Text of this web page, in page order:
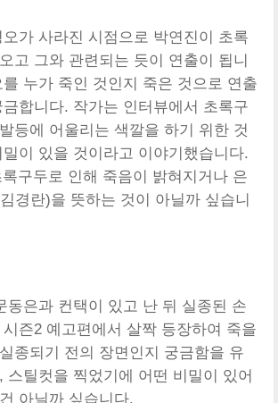
가 사라진 시점으로 박연진이 초록
고 그와 관련되는 듯이 연출이 됩니
누가 죽인 것인지 죽은 것으로 연출
합니다. 작가는 인터뷰에서 초록구
등에 어울리는 색깔을 하기 위한 것
이 있을 것이라고 이야기했습니다.
구두로 인해 죽음이 밝혀지거나 은
경란)을 뜻하는 것이 아닐까 싶습니
동은과 컨택이 있고 난 뒤 실종된 손
즌2 예고편에서 살짝 등장하여 죽을
종되기 전의 장면인지 궁금함을 유
스틸컷을 찍었기에 어떤 비밀이 있어
아닐까 싶습니다.